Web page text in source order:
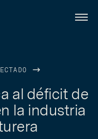
Menú
al déficit de
la industria